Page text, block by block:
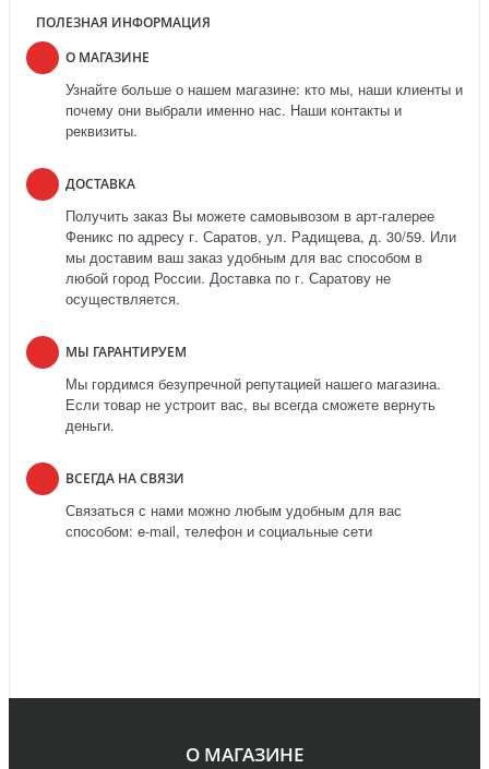
ПОЛЕЗНАЯ ИНФОРМАЦИЯ
О МАГАЗИНЕ
Узнайте больше о нашем магазине: кто мы, наши клиенты и
почему они выбрали именно нас. Наши контакты и
реквизиты.
ДОСТАВКА
Получить заказ Вы можете самовывозом в арт-галерее
Феникс по адресу г. Саратов, ул. Радищева, д. 30/59. Или
мы доставим ваш заказ удобным для вас способом в
любой город России. Доставка по г. Саратову не
осуществляется.
МЫ ГАРАНТИРУЕМ
Мы гордимся безупречной репутацией нашего магазина.
Если товар не устроит вас, вы всегда сможете вернуть
деньги.
ВСЕГДА НА СВЯЗИ
Связаться с нами можно любым удобным для вас
способом: e-mail, телефон и социальные сети
О МАГАЗИНЕ